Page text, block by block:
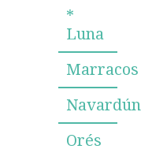
*
Luna
Marracos
Navardún
Orés